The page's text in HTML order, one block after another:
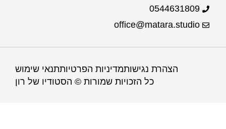
0544631809
office@matara.studio
כל הזכויות שמורות © הסטודיו של רון
הצהרת נגישותמדיניות הפרטיותתנאי שימוש